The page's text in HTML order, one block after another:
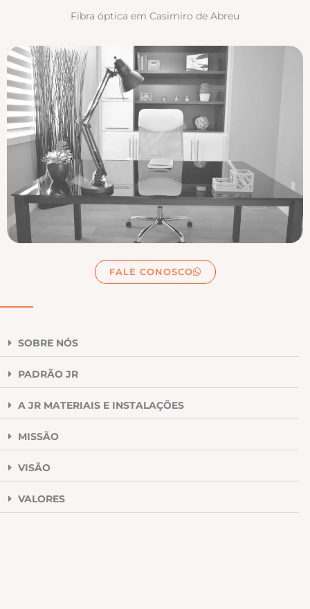
Fibra óptica em Casimiro de Abreu
FALE CONOSCO
SOBRE NÓS
PADRÃO JR
A JR MATERIAIS E INSTALAÇÕES
MISSÃO
VISÃO
VALORES